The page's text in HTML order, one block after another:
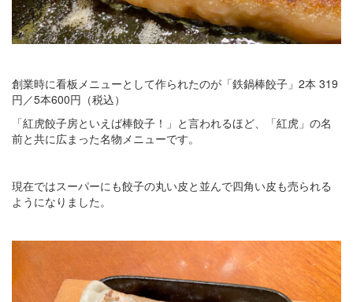
創業時に看板メニューとして作られたのが「鉄鍋棒餃子」2本 319
円／5本600円（税込）
「紅虎餃子房といえば棒餃子！」と言われるほど、「紅虎」の名
前と共に広まった名物メニューです。
現在ではスーパーにも餃子の丸い皮と並んで四角い皮も売られる
ようになりました。